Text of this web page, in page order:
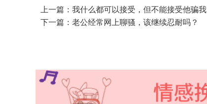
上一篇：我什么都可以接受，但不能接受他骗我
下一篇：老公经常网上聊骚，该继续忍耐吗？